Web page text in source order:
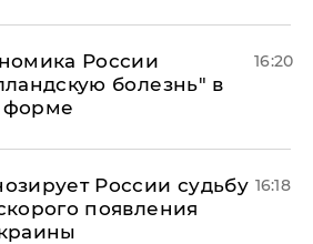
России
болезнь" в
форме
16:20
России судьбу
появления
16:18